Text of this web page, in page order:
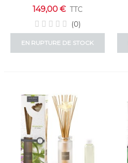
blanc
149,00 € TTC
(0)
EN RUPTURE DE STOCK